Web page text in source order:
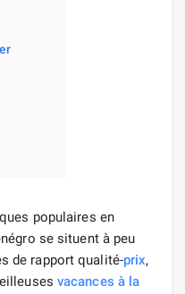
populaires en
se situent à peu
de rapport qualité-prix,
vacances à la